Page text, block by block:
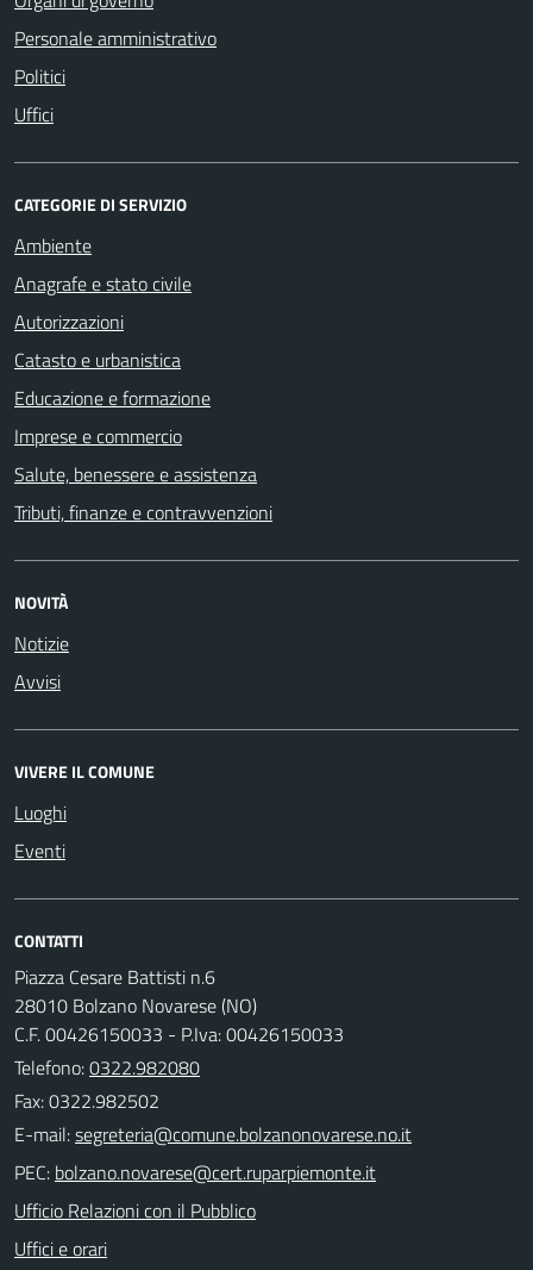
Personale amministrativo
Politici
Uffici
CATEGORIE DI SERVIZIO
Ambiente
Anagrafe e stato civile
Autorizzazioni
Catasto e urbanistica
Educazione e formazione
Imprese e commercio
Salute, benessere e assistenza
Tributi, finanze e contravvenzioni
NOVITÀ
Notizie
Avvisi
VIVERE IL COMUNE
Luoghi
Eventi
CONTATTI
Piazza Cesare Battisti n.6
28010 Bolzano Novarese (NO)
C.F. 00426150033 - P.Iva: 00426150033
Telefono:0322.982080
Fax: 0322.982502
E-mail:
PEC:
Ufficio Relazioni con il Pubblico
Uffici e orari